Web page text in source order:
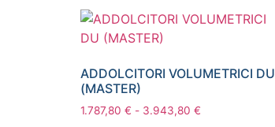
ADDOLCITORI VOLUMETRICI DU
(MASTER)
1.787,80 € - 3.943,80 €